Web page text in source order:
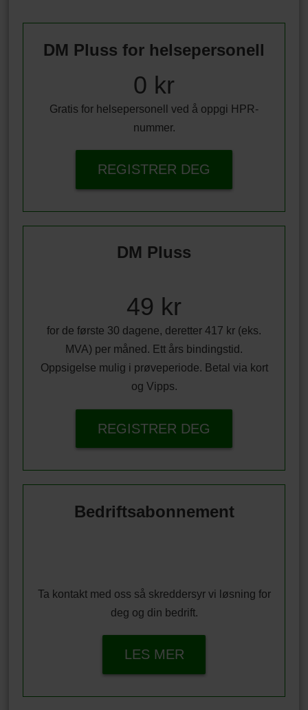
DM Pluss for helsepersonell
0 kr
Gratis for helsepersonell ved å oppgi HPR-
nummer.
REGISTRER DEG
DM Pluss
49 kr
for de første 30 dagene, deretter 417 kr (eks.
MVA) per måned. Ett års bindingstid.
Oppsigelse mulig i prøveperiode. Betal via kort
og Vipps.
REGISTRER DEG
Bedriftsabonnement
Ta kontakt med oss så skreddersyr vi løsning for
deg og din bedrift.
LES MER